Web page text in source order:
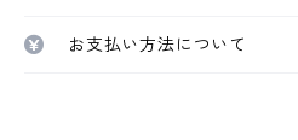
お支払い方法について